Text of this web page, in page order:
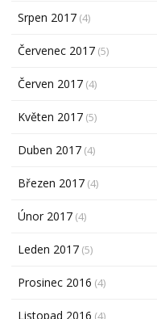
Srpen 2017 (4)
Červenec 2017 (5)
Červen 2017 (4)
Květen 2017 (5)
Duben 2017 (4)
Březen 2017 (4)
Únor 2017 (4)
Leden 2017 (5)
Prosinec 2016 (4)
Listopad 2016 (4)